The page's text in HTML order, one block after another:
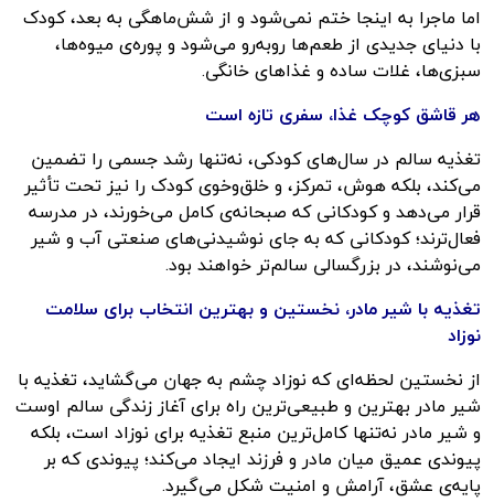
اما ماجرا به اینجا ختم نمی‌شود و از شش‌ماهگی به بعد، کودک
با دنیای جدیدی از طعم‌ها روبه‌رو می‌شود و پوره‌ی میوه‌ها،
سبزی‌ها، غلات ساده و غذاهای خانگی.
هر قاشق کوچک غذا، سفری تازه است
تغذیه سالم در سال‌های کودکی، نه‌تنها رشد جسمی را تضمین
می‌کند، بلکه هوش، تمرکز، و خلق‌وخوی کودک را نیز تحت تأثیر
قرار می‌دهد و کودکانی که صبحانه‌ی کامل می‌خورند، در مدرسه
فعال‌ترند؛ کودکانی که به جای نوشیدنی‌های صنعتی آب و شیر
می‌نوشند، در بزرگسالی سالم‌تر خواهند بود.
تغذیه با شیر مادر، نخستین و بهترین انتخاب برای سلامت
نوزاد
از نخستین لحظه‌ای که نوزاد چشم به جهان می‌گشاید، تغذیه با
شیر مادر بهترین و طبیعی‌ترین راه برای آغاز زندگی سالم اوست
و شیر مادر نه‌تنها کامل‌ترین منبع تغذیه برای نوزاد است، بلکه
پیوندی عمیق میان مادر و فرزند ایجاد می‌کند؛ پیوندی که بر
پایه‌ی عشق، آرامش و امنیت شکل می‌گیرد.